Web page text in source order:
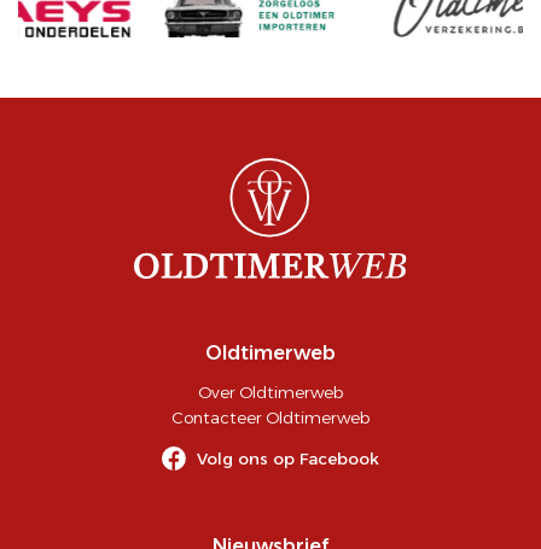
Oldtimerweb
Over Oldtimerweb
Contacteer Oldtimerweb
Volg ons op Facebook